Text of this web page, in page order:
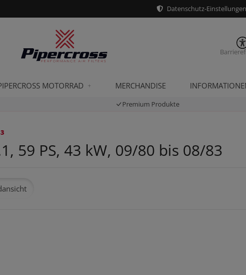
Datenschutz-Einstellungen
MOTORRAD MERCHANDISE
Premium Produkte
59 PS, 43 kW, 09/80 bis 08/83